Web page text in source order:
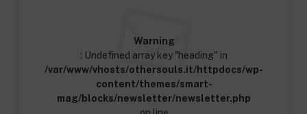
Warning
: Undefined array key "heading" in
/var/www/vhosts/othersouls.it/httpdocs/wp-
content/themes/smart-
mag/blocks/newsletter/newsletter.php